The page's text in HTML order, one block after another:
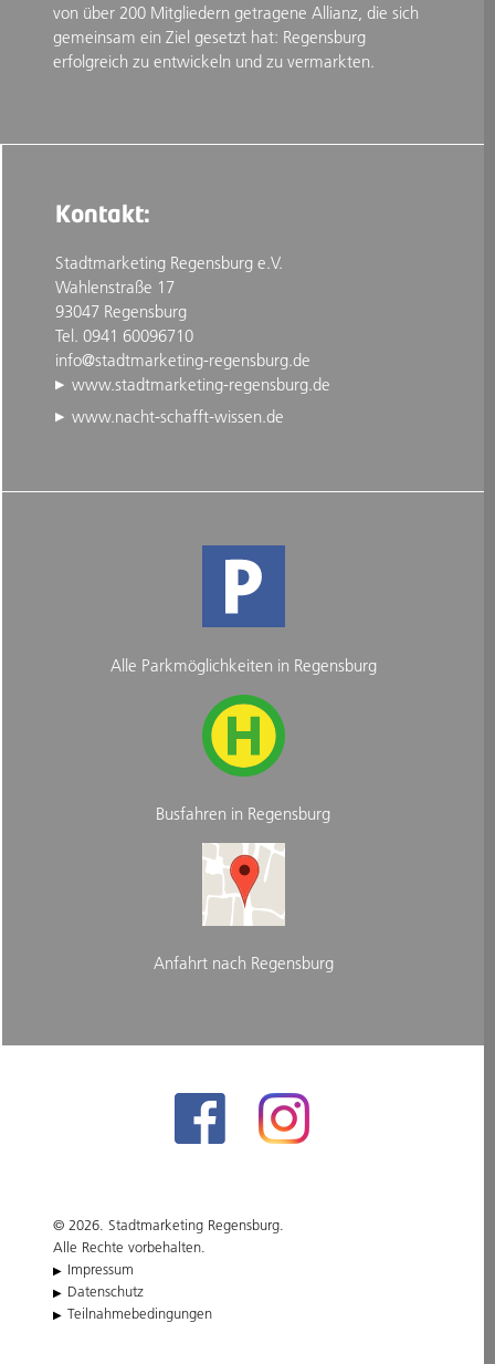
von über 200 Mitgliedern getragene Allianz, die sich
gemeinsam ein Ziel gesetzt hat: Regensburg
erfolgreich zu entwickeln und zu vermarkten.
Kontakt:
Stadtmarketing Regensburg e.V.
Wahlenstraße 17
93047 Regensburg
Tel. 0941 60096710
info@stadtmarketing-regensburg.de
www.stadtmarketing-regensburg.de
www.nacht-schafft-wissen.de
Alle Parkmöglichkeiten in Regensburg
Busfahren in Regensburg
Anfahrt nach Regensburg
© 2026. Stadtmarketing Regensburg.
Alle Rechte vorbehalten.
Impressum
Datenschutz
Teilnahmebedingungen